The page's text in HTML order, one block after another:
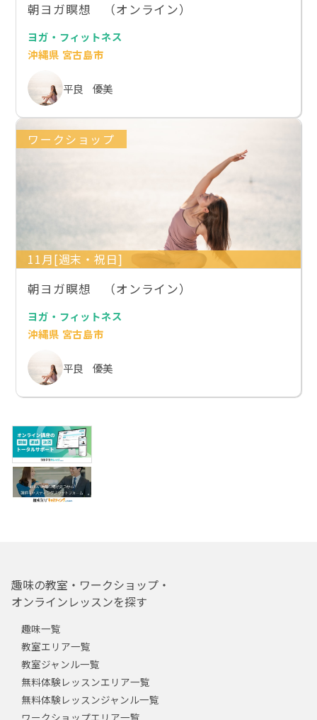
朝ヨガ瞑想 （オンライン）
ヨガ・フィットネス
沖縄県 宮古島市
平良 優美
ワークショップ
11月[週末・祝日]
朝ヨガ瞑想 （オンライン）
ヨガ・フィットネス
沖縄県 宮古島市
平良 優美
趣味の教室・ワークショップ・
オンラインレッスンを探す
趣味一覧
教室エリア一覧
教室ジャンル一覧
無料体験レッスンエリア一覧
無料体験レッスンジャンル一覧
ワークショップエリア一覧